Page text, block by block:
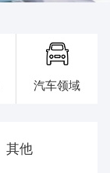
汽车领域
其他